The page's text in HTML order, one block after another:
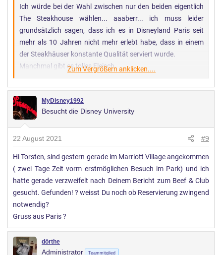
Ich würde bei der Wahl zwischen nur den beiden eigentlich
The Steakhouse wählen... aaaberr... ich muss leider
grundsätzlich sagen, dass ich es in Disneyland Paris seit
mehr als 10 Jahren nicht mehr erlebt habe, dass in einem
der Steakhäuser konstante Qualität serviert wurde.
Manchmal gibt es tolles Fleisch.
Aber viel zu oft sind es leider Fleischstücke, um nicht
Fleischfetzen zu sagen, die in jedem anderen Restaurant,
das muss nicht mal ein Steakhouse sein, nur noch fürs Hack
genommen werden würden.
Wenn Ihr mittags Essen gehen wollt, würde ich wohl dann
extra raus müsste, wenn ihr am Abend geht, würde ich
tatsächlich in der Umgebung essen gehen, entweder bei
Hippopotamus Steakhouse zum Beispiel im
Einkaufszentrum oder, wenn es etwas eleganter sein soll, im
Le George im Hotel L'Elysee im Val d'Europe.
Oder, wenn es Fine Dining sein soll ins recht neue Beef & Club
in Chanteloup-en-Brie, keine 15 Minuten vom DLP, das
Zum Vergrößern anklicken....
MyDisney1992
Besucht die Disney University
22 August 2021 #9
Hi Torsten, sind gestern gerade im Marriott Village angekommen
( zwei Tage Zeit vorm erstmöglichen Besuch im Park) und ich
hatte gerade verzweifelt nach Deinem Bericht zum Beef & Club
gesucht. Gefunden! ? weisst Du noch ob Reservierung zwingend
notwendig?
Gruss aus Paris ?
dörthe
Administrator Teammitglied